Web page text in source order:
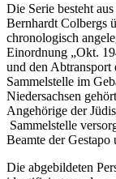
Die Serie besteht
Bernhardt Colbergs
chronologisch
Einordnung „Okt.
und den Abtransport
Sammelstelle im
Niedersachsen
Angehörige der
Sammelstelle
Beamte der Gestapo
Die abgebildeten